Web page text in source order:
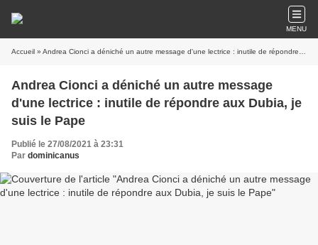
MENU
Accueil » Andrea Cionci a déniché un autre message d'une lectrice : inutile de répondre aux Dubia, je suis le Pape
Andrea Cionci a déniché un autre message
d'une lectrice : inutile de répondre aux Dubia, je
suis le Pape
Publié le 27/08/2021 à 23:31
Par dominicanus